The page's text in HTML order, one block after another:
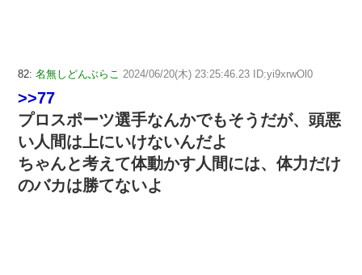
82: 名無しどんぶらこ 2024/06/20(木) 23:25:46.23 ID:yi9xrwOl0
>>77
プロスポーツ選手なんかでもそうだが、頭悪
い人間は上にいけないんだよ
ちゃんと考えて体動かす人間には、体力だけ
のバカは勝てないよ